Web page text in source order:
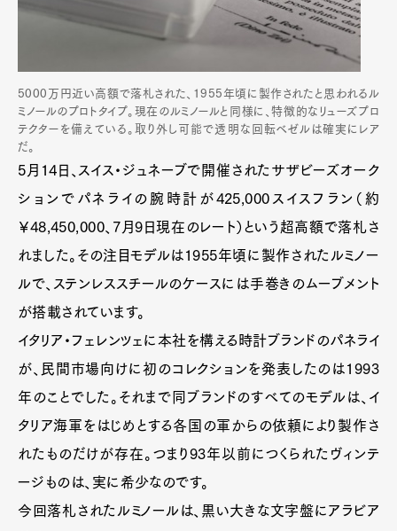
5000万円近い高額で落札された、1955年頃に製作されたと思われるル
ミノールのプロトタイプ。現在のルミノールと同様に、特徴的なリューズプロ
テクターを備えている。取り外し可能で透明な回転ベゼルは確実にレア
だ。
5月14日、スイス・ジュネーブで開催されたサザビーズオーク
ションでパネライの腕時計が425,000スイスフラン（約
￥48,450,000、7月9日現在のレート）という超高額で落札さ
れました。その注目モデルは1955年頃に製作されたルミノー
ルで、ステンレススチールのケースには手巻きのムーブメント
が搭載されています。
イタリア・フェレンツェに本社を構える時計ブランドのパネライ
が、民間市場向けに初のコレクションを発表したのは1993
年のことでした。それまで同ブランドのすべてのモデルは、イ
タリア海軍をはじめとする各国の軍からの依頼により製作さ
れたものだけが存在。つまり93年以前につくられたヴィンテ
ージものは、実に希少なのです。
今回落札されたルミノールは、黒い大きな文字盤にアラビア